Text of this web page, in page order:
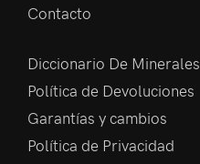
Contacto
Diccionario De Minerales
Política de Devoluciones
Garantías y cambios
Política de Privacidad